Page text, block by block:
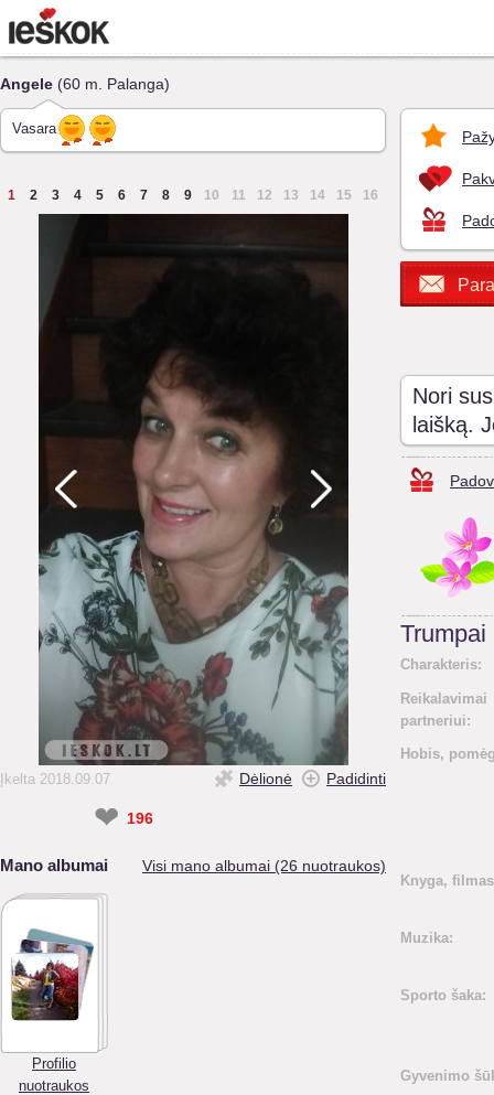
Angele (60 m. Palanga)
Vasara
1 2 3 4 5 6 7 8 9 10 11 12 13 14 15 16
Įkelta 2018.09.07 Dėlionė Padidinti
❤ 196
Mano albumai Visi mano albumai (26 nuotraukos)
Profilio
nuotraukos
Nori
laišką.
Trumpai
Charakteris:
Reikalavimai
partneriui:
Hobis,
Knyga,
Muzika:
Sporto šaka:
Gyvenimo